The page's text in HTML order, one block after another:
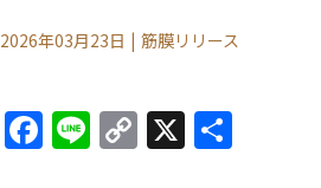
2026年03月23日 | 筋膜リリース
Facebook
LineCopy
Link
X